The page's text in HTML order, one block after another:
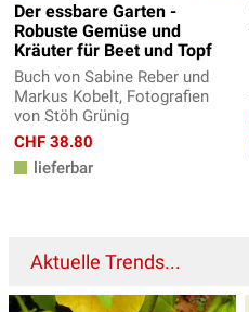
Der essbare Garten -
Robuste Gemüse und
Kräuter für Beet und Topf
Buch von Sabine Reber und
Markus Kobelt, Fotografien
von Stöh Grünig
CHF 38.80
lieferbar
Aktuelle Trends...